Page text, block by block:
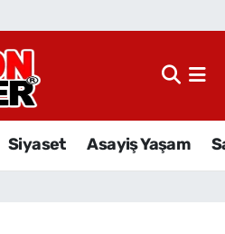
Siyaset Asayiş Yaşam